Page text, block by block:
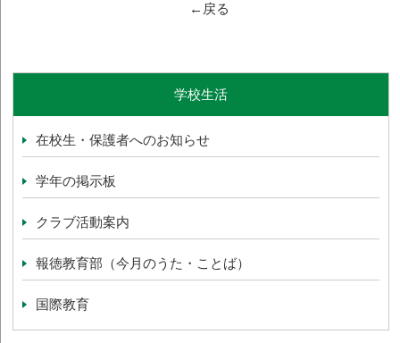
←戻る
学校生活
在校生・保護者へのお知らせ
学年の掲示板
クラブ活動案内
報徳教育部（今月のうた・ことば）
国際教育